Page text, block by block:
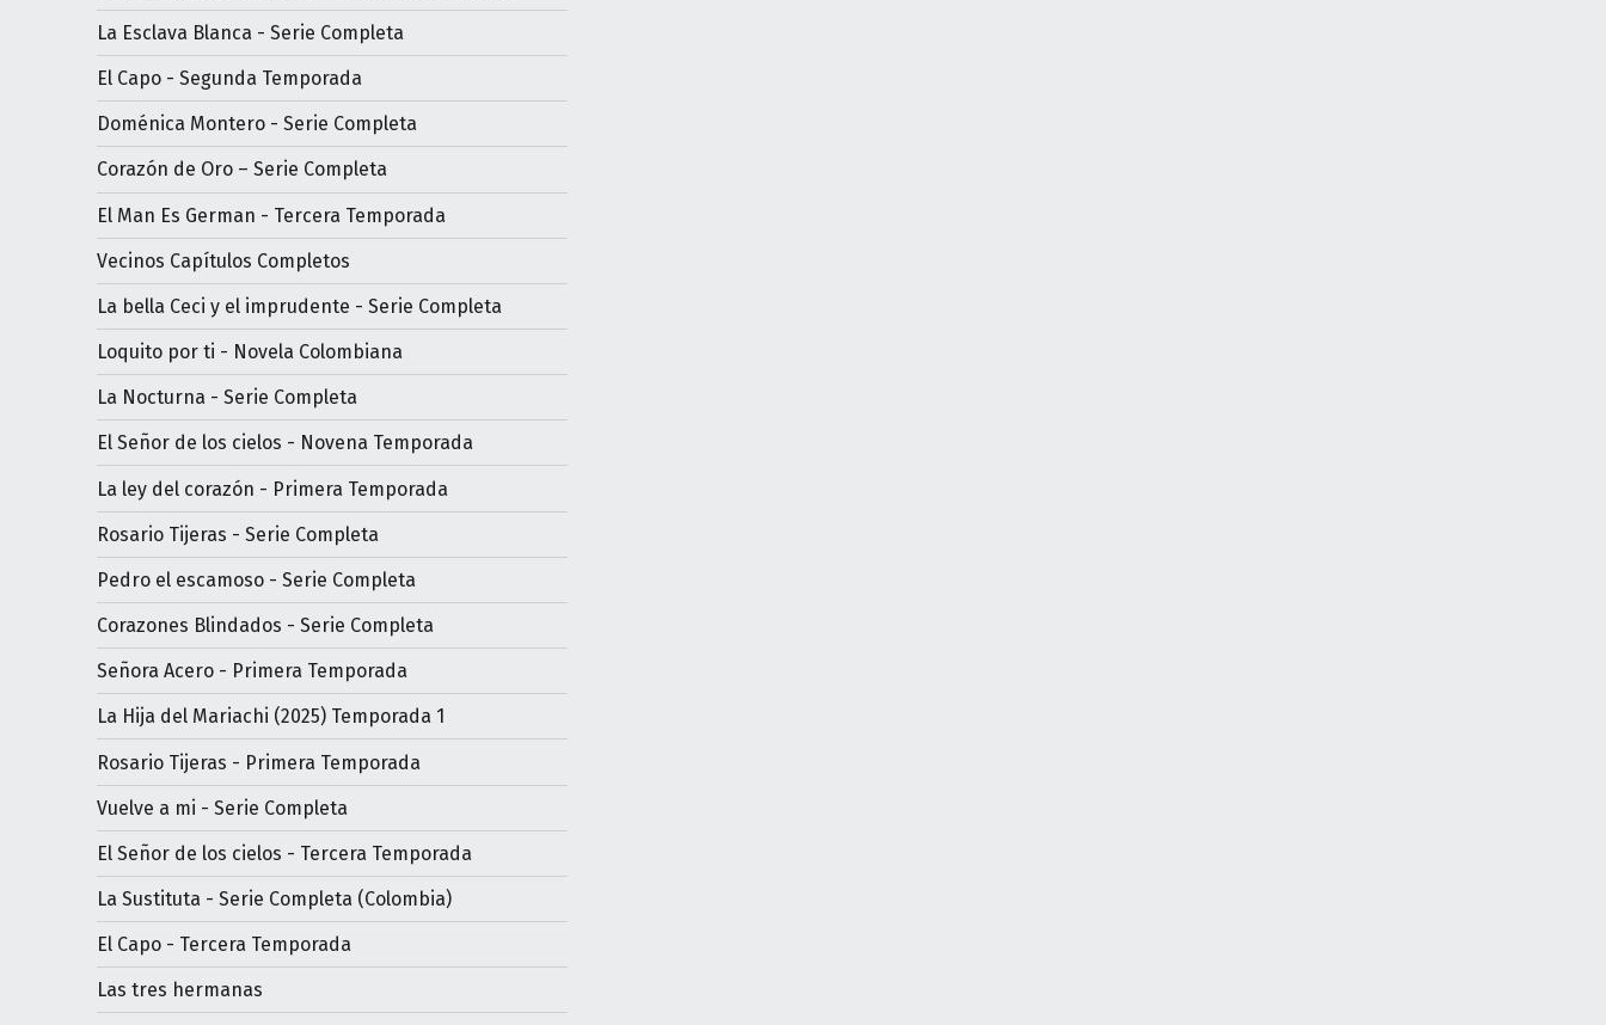
La Esclava Blanca - Serie Completa
El Capo - Segunda Temporada
Doménica Montero - Serie Completa
Corazón de Oro – Serie Completa
El Man Es German - Tercera Temporada
Vecinos Capítulos Completos
La bella Ceci y el imprudente - Serie Completa
Loquito por ti - Novela Colombiana
La Nocturna - Serie Completa
El Señor de los cielos - Novena Temporada
La ley del corazón - Primera Temporada
Rosario Tijeras - Serie Completa
Pedro el escamoso - Serie Completa
Corazones Blindados - Serie Completa
Señora Acero - Primera Temporada
La Hija del Mariachi (2025) Temporada 1
Rosario Tijeras - Primera Temporada
Vuelve a mi - Serie Completa
El Señor de los cielos - Tercera Temporada
La Sustituta - Serie Completa (Colombia)
El Capo - Tercera Temporada
Las tres hermanas